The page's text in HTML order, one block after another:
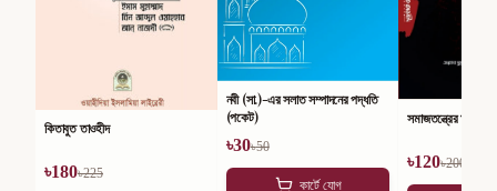
কিতাবুত তাওহীদ
৳180৳225
নবী (সা.)-এর সলাত সম্পাদনের পদ্ধতি
(পকেট)
৳30৳50
কার্টে যোগ
সমাজতন্ত্রের অসারতা
৳120৳200